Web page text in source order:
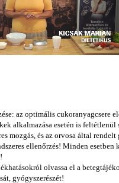
az optimális cukoranyagcsere
alkalmazása esetén is feltétlenül
mozgás, és az orvosa által rendelt
ellenőrzés! Minden esetben
olvassa el a
gyógyszerészét!